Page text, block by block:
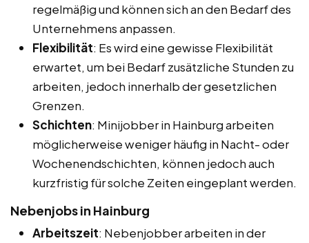
regelmäßig und können sich an den Bedarf des
Unternehmens anpassen.
Flexibilität: Es wird eine gewisse Flexibilität
erwartet, um bei Bedarf zusätzliche Stunden zu
arbeiten, jedoch innerhalb der gesetzlichen
Grenzen.
Schichten: Minijobber in Hainburg arbeiten
möglicherweise weniger häufig in Nacht- oder
Wochenendschichten, können jedoch auch
kurzfristig für solche Zeiten eingeplant werden.
Nebenjobs in Hainburg
Arbeitszeit: Nebenjobber arbeiten in der